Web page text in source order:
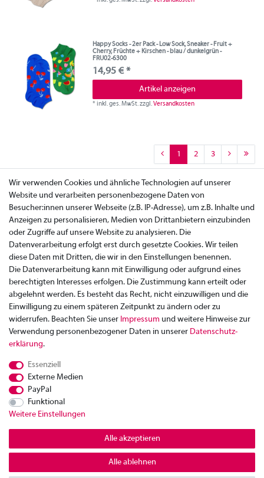
Happy Socks - 2er Pack - Low Sock, Sneaker - Fruit +
Cherry, Früchte + Kirschen - blau / dunkelgrün -
FRU02-6300
14,95 € *
Artikel anzeigen
*inkl. ges. MwSt.zzgl.Versandkosten
1 2 3
Zahlung
Rücksendung
Datenschutzerklärung
AGB
Widerrufsrecht
Wir verwenden Cookies und ähnliche Technologien auf unserer
Website und verarbeiten personenbezogene Daten von
Besucher:innen unserer Webseite (z.B. IP-Adresse), um z.B. Inhalte und
Anzeigen zu personalisieren, Medien von Drittanbietern einzubinden
oder Zugriffe auf unsere Website zu analysieren. Die
Datenverarbeitung erfolgt erst durch gesetzte Cookies. Wir teilen
diese Daten mit Dritten, die wir in den Einstellungen benennen.
Die Datenverarbeitung kann mit Einwilligung oder aufgrund eines
berechtigten Interesses erfolgen. Die Zustimmung kann erteilt oder
abgelehnt werden. Es besteht das Recht, nicht einzuwilligen und die
Einwilligung zu einem späteren Zeitpunkt zu ändern oder zu
widerrufen. Beachten Sie unser Impressum und weitere Hinweise zur
Verwendung personenbezogener Daten in unserer Daten­schutz­
erklärung.
Essenziell
Externe Medien
PayPal
Funktional
Weitere Einstellungen
Alle akzeptieren
Alle ablehnen